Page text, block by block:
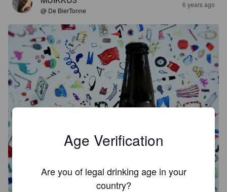
@ De BierTonne
6 years ago
Age Verification
Are you of legal drinking age in your
country?